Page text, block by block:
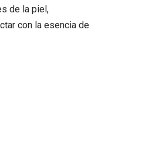
de la piel,
con la esencia de